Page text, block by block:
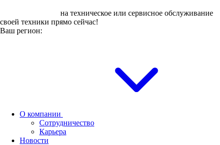
на техническое или сервисное обслуживание
своей техники прямо сейчас!
Ваш регион:
О компании
Сотрудничество
Карьера
Новости